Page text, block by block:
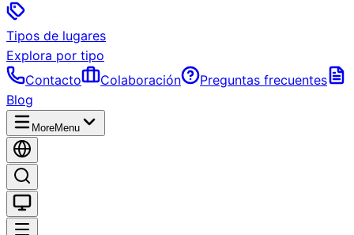
Tipos de lugares
Explora por tipo
Contacto
Colaboración
Preguntas frecuentes
Blog
MoreMenu